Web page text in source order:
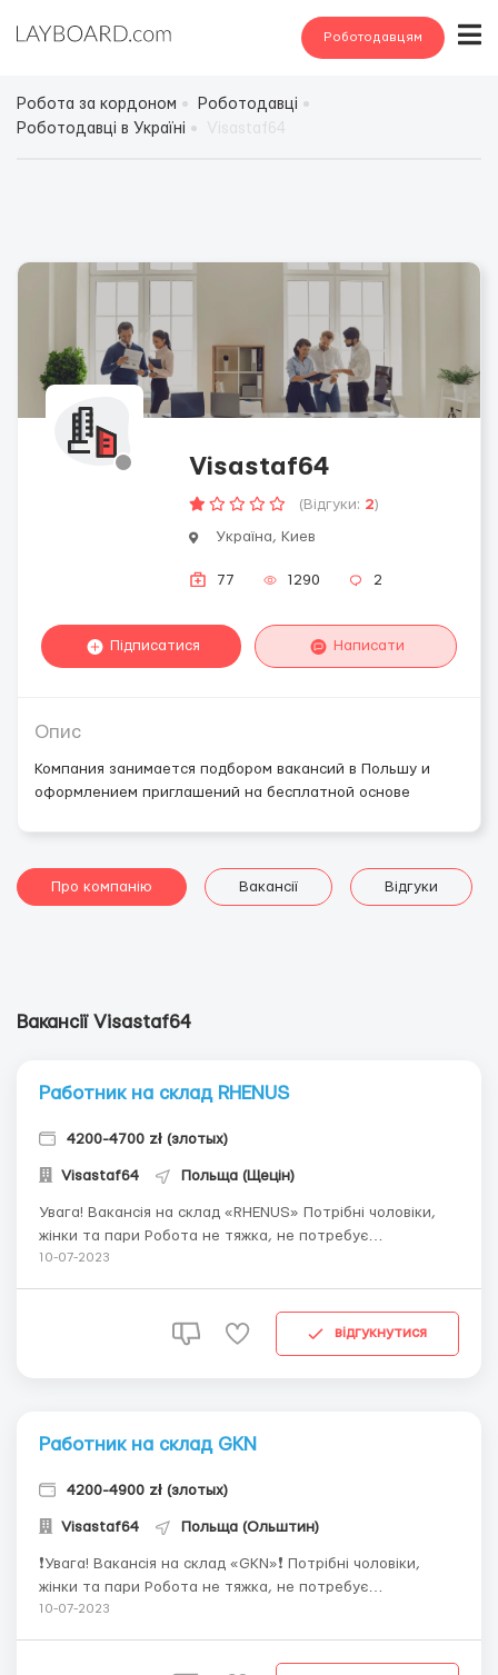
Роботодавцям
Робота за кордоном
Роботодавці
Роботодавці в Україні
Visastaf64
(Відгуки: 2)
Україна, Киев
77 1290 2
Підписатися Написати
Опис
Компания занимается подбором вакансий в Польшу и
оформлением приглашений на бесплатной основе
Про компанію Вакансії Відгуки
Вакансії Visastaf64
Работник на склад RHENUS
4200-4700 zł (злотых)
Visastaf64 Польща (Щецін)
Увага! Вакансія на склад «RHENUS» Потрібні чоловіки,
жінки та пари Робота не тяжка, не потребує
спеціальних вмінь чи здібностей. +380987540620 - Яна
10-07-2023
відгукнутися
Работник на склад GKN
4200-4900 zł (злотых)
Visastaf64 Польща (Ольштин)
❗️Увага! Вакансія на склад «GKN»❗️ Потрібні чоловіки,
жінки та пари Робота не тяжка, не потребує
спеціальних вмінь чи здібностей. +380987540620 - Яна
10-07-2023